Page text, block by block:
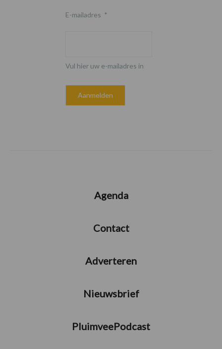
E-mailadres *
Vul hier uw e-mailadres in
Agenda
Contact
Adverteren
Nieuwsbrief
PluimveePodcast